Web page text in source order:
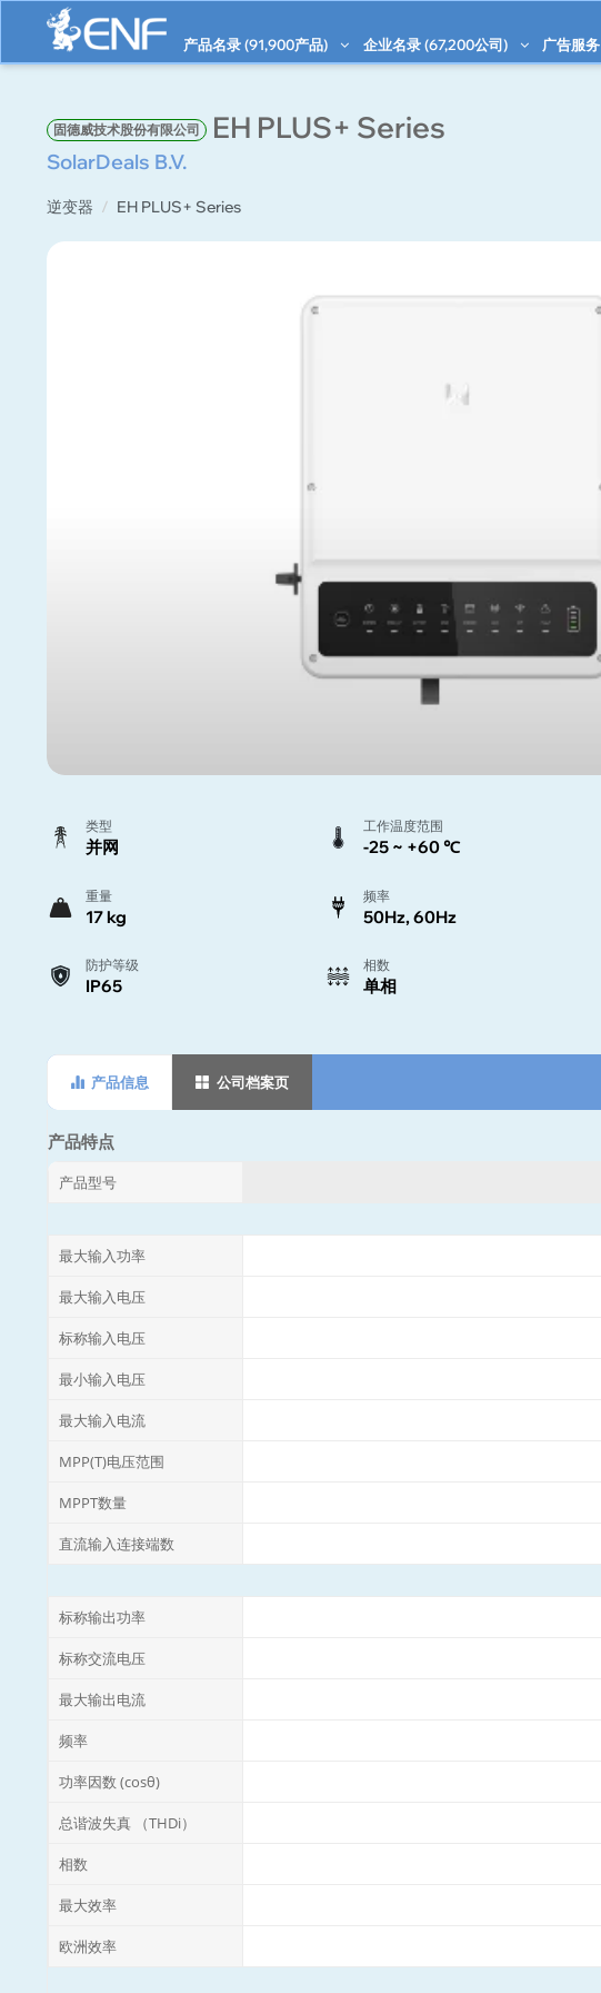
产品名录 (91,900产品) 企业名录 (67,200公司) 广告服务
固德威技术股份有限公司 EH PLUS+ Series
SolarDeals B.V.
逆变器 EH PLUS+ Series
类型
并网
工作温度范围
-25 ~ +60 ℃
重量
17 kg
频率
50Hz, 60Hz
防护等级
IP65
相数
单相
产品信息 公司档案页
产品特点
产品型号
最大输入功率
最大输入电压
标称输入电压
最小输入电压
最大输入电流
MPP(T)电压范围
MPPT数量
直流输入连接端数
标称输出功率
标称交流电压
最大输出电流
频率
功率因数 (cosθ)
总谐波失真 （THDi）
相数
最大效率
欧洲效率